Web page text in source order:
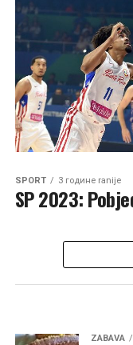
SPORT 3 године ranije
SP 2023:
ZABAVA